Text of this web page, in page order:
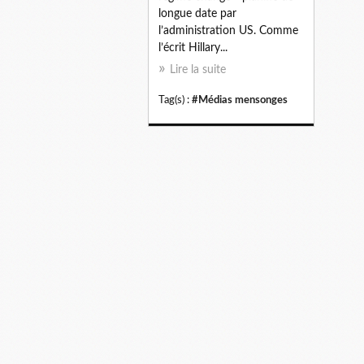
longue date par
l’administration US. Comme
l’écrit Hillary...
Lire la suite
Tag(s) : #Médias mensonges